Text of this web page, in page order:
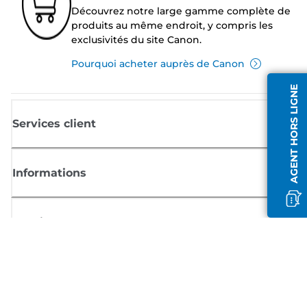
AGENT HORS LIGNE
Découvrez notre large gamme complète de
produits au même endroit, y compris les
exclusivités du site Canon.
Pourquoi acheter auprès de Canon
Services client
Informations
Boutique